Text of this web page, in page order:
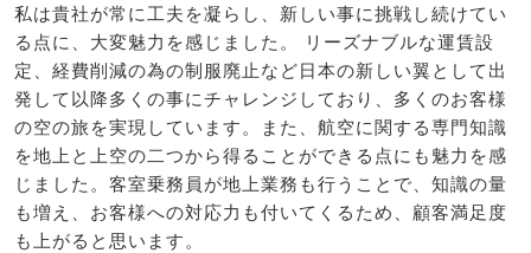
私は貴社が常に工夫を凝らし、新しい事に挑戦し続けてい
る点に、大変魅力を感じました。 リーズナブルな運賃設
定、経費削減の為の制服廃止など日本の新しい翼として出
発して以降多くの事にチャレンジしており、多くのお客様
の空の旅を実現しています。また、航空に関する専門知識
を地上と上空の二つから得ることができる点にも魅力を感
じました。客室乗務員が地上業務も行うことで、知識の量
も増え、お客様への対応力も付いてくるため、顧客満足度
も上がると思います。